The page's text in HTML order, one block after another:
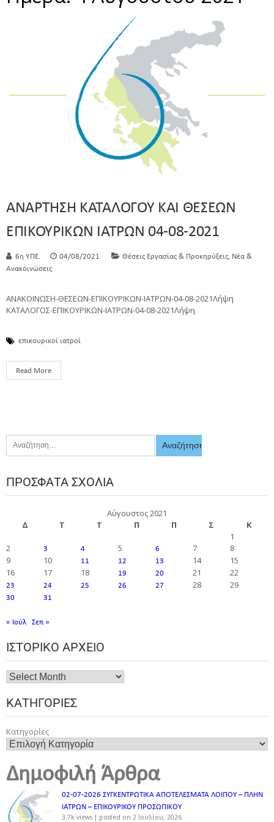
ΑΝΑΡΤΗΣΗ ΚΑΤΑΛΟΓΟΥ ΚΑΙ ΘΕΣΕΩΝ
ΕΠΙΚΟΥΡΙΚΩΝ ΙΑΤΡΩΝ 04-08-2021
6η Υ.ΠΕ. 04/08/2021 Θέσεις Εργασίας & Προκηρύξεις, Νέα &
Ανακοινώσεις
ΑΝΑΚΟΙΝΩΣΗ-ΘΕΣΕΩΝ-ΕΠΙΚΟΥΡΙΚΩΝ-ΙΑΤΡΩΝ-04-08-2021Λήψη
ΚΑΤΑΛΟΓΟΣ-ΕΠΙΚΟΥΡΙΚΩΝ-ΙΑΤΡΩΝ-04-08-2021Λήψη
επικουρικοί ιατροί
Read More
ΠΡΌΣΦΑΤΑ ΣΧΌΛΙΑ
Αύγουστος 2021
Δ
Τ Τ Π Π Σ
Κ
1
2
3 4 5 6 7
8
9
10 11 12 13 14
15
16
17 18 19 20 21 22
23 24 25 26 27 28 29
30 31
« Ιούλ Σεπ »
ΙΣΤΟΡΙΚΌ ΑΡΧΕΊΟ
ΚΑΤΗΓΟΡΊΕΣ
Κατηγορίες
Δημοφιλή Άρθρα
02-07-2026 ΣΥΓΚΕΝΤΡΩΤΙΚΑ ΑΠΟΤΕΛΕΣΜΑΤΑ ΛΟΙΠΟΥ – ΠΛΗΝ
ΙΑΤΡΩΝ – ΕΠΙΚΟΥΡΙΚΟΥ ΠΡΟΣΩΠΙΚOY
3.7k views | posted on 2 Ιουλίου, 2026